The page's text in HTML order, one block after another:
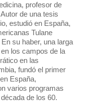
profesor de
de una tesis
estudió en España,
Tulane
su haber, una larga
los campos de la
en las
fundó el primer
España,
varios programas
de los 60.